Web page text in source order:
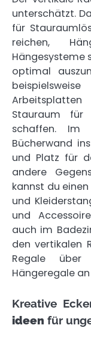
unterschätzt.
für
reichen,
Hängesysteme
optimal
Arbeitsplatten
Stauraum für
schaffen. Im
Bücherwand
und Platz für
andere
kannst du
und
und
auch im
den vertikalen
Regale
Hängeregale
Kreative
ideen für